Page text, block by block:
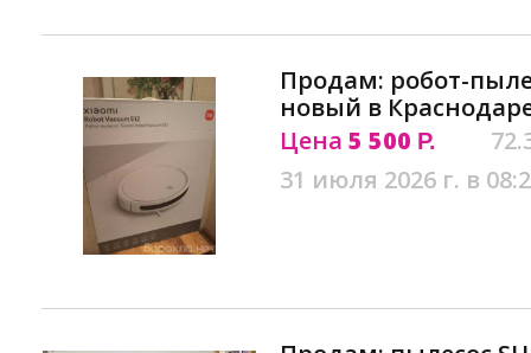
Продам: робот-
новый в
Цена 5 500 Р.
31 июля 2026 г. в